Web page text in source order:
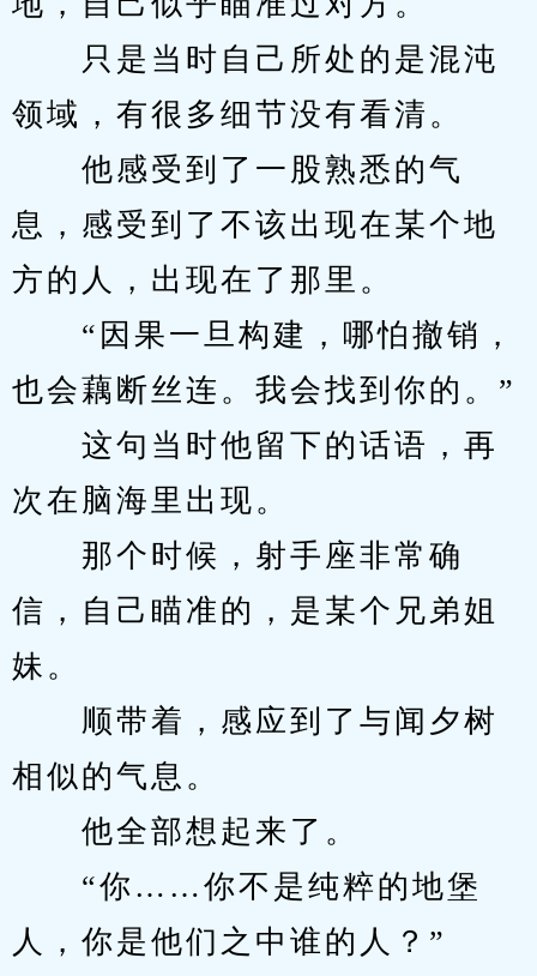
只是当时自己所处的是混沌
领域，有很多细节没有看清。
他感受到了一股熟悉的气
息，感受到了不该出现在某个地
方的人，出现在了那里。
“因果一旦构建，哪怕撤销，
也会藕断丝连。我会找到你的。”
这句当时他留下的话语，再
次在脑海里出现。
那个时候，射手座非常确
信，自己瞄准的，是某个兄弟姐
妹。
顺带着，感应到了与闻夕树
相似的气息。
他全部想起来了。
“你……你不是纯粹的地堡
人，你是他们之中谁的人？”